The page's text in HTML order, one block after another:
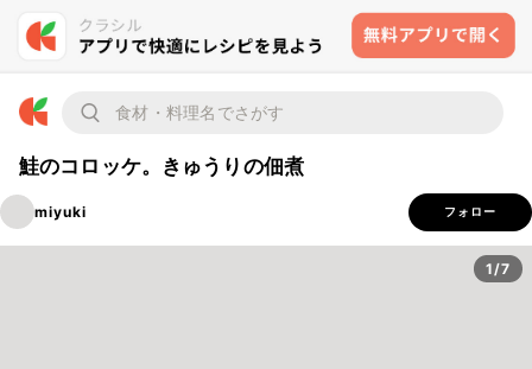
鮭のコロッケ。きゅうりの佃煮
miyuki フォロー
1/7